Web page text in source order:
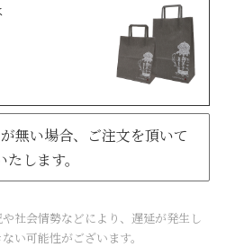
無い場合、ご注文を頂いて
します。
社会情勢などにより、遅延が発生し
い可能性がございます。